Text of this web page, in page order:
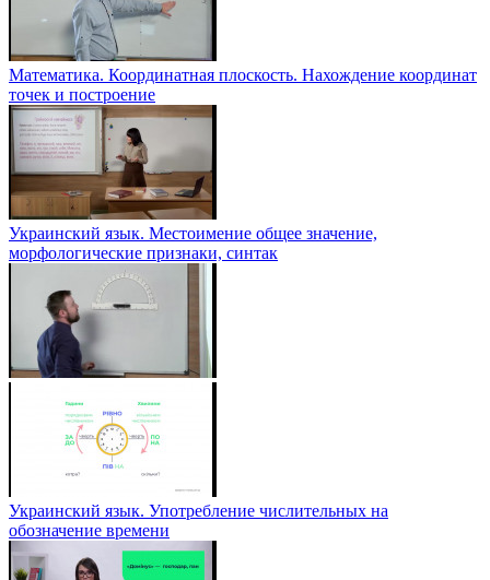
Математика. Координатная плоскость. Нахождение координат
точек и построение
Украинский язык. Местоимение общее значение,
морфологические признаки, синтак
Украинский язык. Употребление числительных на
обозначение времени